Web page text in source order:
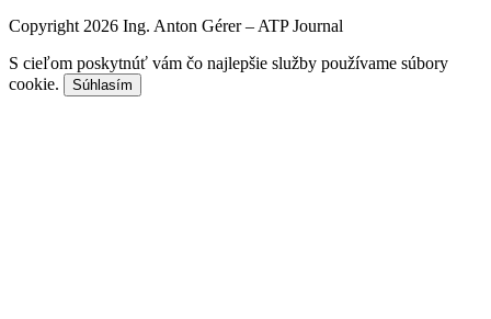
Copyright 2026 Ing. Anton Gérer – ATP Journal
S cieľom poskytnúť vám čo najlepšie služby používame súbory
cookie.
Súhlasím